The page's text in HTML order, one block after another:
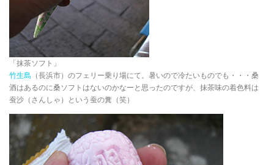
「抹茶ソフト」
竹生島 （長浜市）のフェリー乗り場にて。暑いので冷たいものでも・・・桑
酒はあるのに桑ソフトはないのかなーと思ったのですが、抹茶味の着色料は
蚕沙（さんしゃ）という蚕の糞（笑）